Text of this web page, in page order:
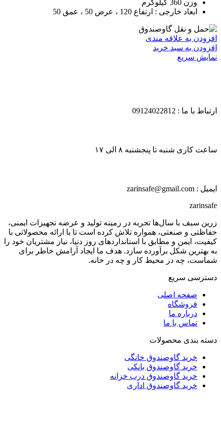
وزن 360 کیلوگرم
ابعاد خارجی : ارتفاع 120 ، عرض 50 ، عمق 50
افزودن به علاقه مندی
افزودن به سبد خرید
نمایش سریع
ارتباط با ما : 09124022812
ساعت کاری شنبه تا پنجشنبه ۸ الی ۱۷
ایمیل : zarinsafe@gmail.com
zarinsafe
زرین سیف با سال‌ها تجربه در زمینه تولید و عرضه تجهیزات ایمنی،
حفاظتی و صنعتی، همواره تلاش کرده است تا با ارائه محصولاتی با
کیفیت، ایمن و مطابق با استانداردهای روز دنیا، نیاز مشتریان خود را
به بهترین شکل برآورده سازد. هدف ما ایجاد آرامش خاطر برای
شماست، چه در محیط کار و چه در خانه.
دسترسی سریع
صفحه اصلی
فروشگاه
درباره ما
تماس با ما
دسته بندی محصولات
خرید گاوصندوق خانگی
خرید گاوصندوق بانکی
خرید گاوصندوق درب خزانه
خرید گاوصندوق اداری